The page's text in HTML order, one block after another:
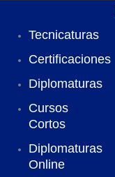
Tecnicaturas
Certificaciones
Diplomaturas
Cursos
Cortos
Diplomaturas
Online